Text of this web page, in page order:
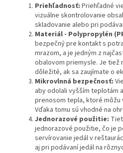
Priehľadnosť: Priehľadné
vizuálne skontrolovanie
skladovanie alebo pri
Materiál - Polypropylén
bezpečný pre kontakt s
mrazom, a je jedným z
obalovom priemysle. Je
dôležité, ak sa zaujímate o
Mikrovlnná bezpečnosť:
aby odolali vyšším teplotám
prenosom tepla, ktoré môžu
Vďaka tomu sú vhodné na
Jednorazové použitie:
jednorazové použitie, čo je
servírovanie jedál v
aj pri podávaní jedál na